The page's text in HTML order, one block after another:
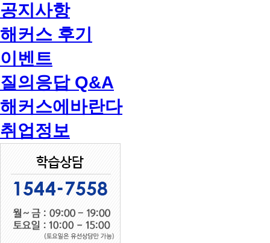
공지사항
해커스 후기
이벤트
질의응답 Q&A
해커스에바란다
취업정보